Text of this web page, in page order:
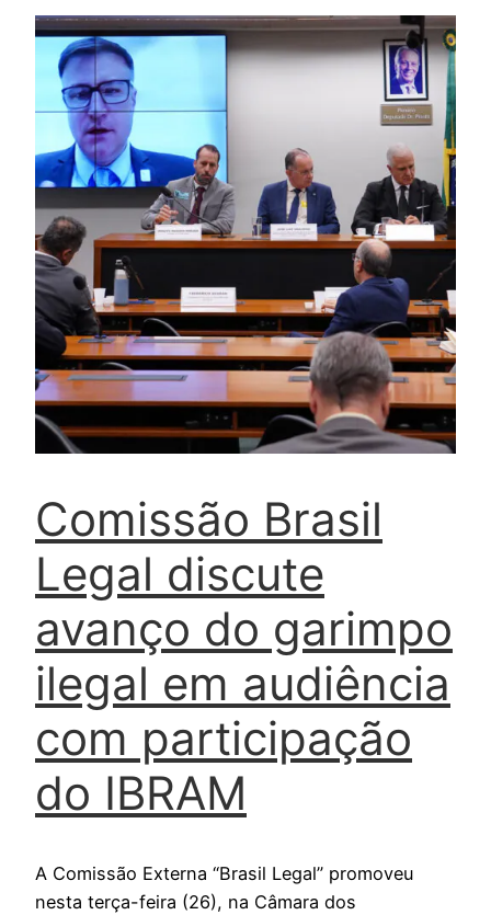
Comissão Brasil
Legal discute
avanço do garimpo
ilegal em audiência
com participação
do IBRAM
A Comissão Externa “Brasil Legal” promoveu
nesta terça-feira (26), na Câmara dos